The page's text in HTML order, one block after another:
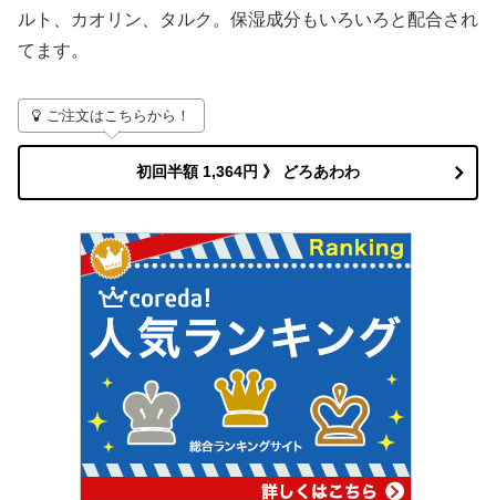
ルト、カオリン、タルク。保湿成分もいろいろと配合され
てます。
ご注文はこちらから！
初回半額 1,364円 》 どろあわわ